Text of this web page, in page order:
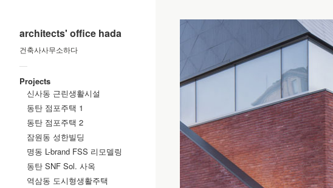
architects' office hada
건축사사무소하다
—
Projects
신사동 근린생활시설
동탄 점포주택 1
동탄 점포주택 2
잠원동 성한빌딩
명동 L-brand FSS 리모델링
동탄 SNF Sol. 사옥
역삼동 도시형생활주택